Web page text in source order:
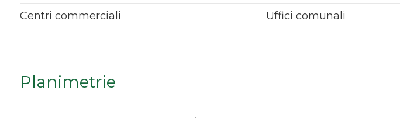
Centri commerciali
Uffici comunali
Planimetrie
5
Bagni